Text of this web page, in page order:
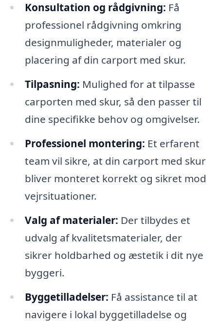
Konsultation og rådgivning: Få
professionel rådgivning omkring
designmuligheder, materialer og
placering af din carport med skur.
Tilpasning: Mulighed for at tilpasse
carporten med skur, så den passer til
dine specifikke behov og omgivelser.
Professionel montering: Et erfarent
team vil sikre, at din carport med skur
bliver monteret korrekt og sikret mod
vejrsituationer.
Valg af materialer: Der tilbydes et
udvalg af kvalitetsmaterialer, der
sikrer holdbarhed og æstetik i dit nye
byggeri.
Byggetilladelser: Få assistance til at
navigere i lokal byggetilladelse og